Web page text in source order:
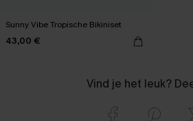
Sunny Vibe Tropische Bikiniset
43,00 €
Vind je het leuk?